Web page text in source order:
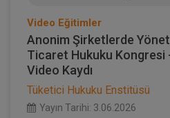
Video Eğitimler
Anonim Şirketlerde
Ticaret Hukuku Kongresi
Video Kaydı
Tüketici Hukuku Enstitüsü
Yayın Tarihi: 3.06.2026